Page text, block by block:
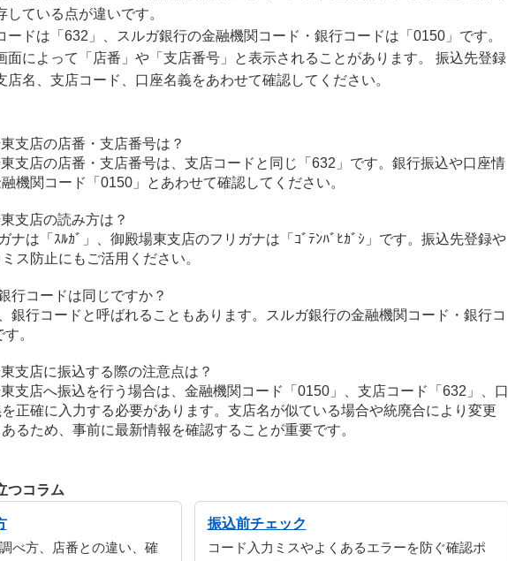
ている点が違いです。
ードは「632」、スルガ銀行の金融機関コード・銀行コードは「0150」です。
面によって「店番」や「支店番号」と表示されることがあります。 振込先登録
店名、支店コード、口座名義をあわせて確認してください。
支店の店番・支店番号は？
支店の店番・支店番号は、支店コードと同じ「632」です。銀行振込や口座情
機関コード「0150」とあわせて確認してください。
支店の読み方は？
ナは「ｽﾙｶﾞ」、御殿場東支店のフリガナは「ｺﾞﾃﾝﾊﾞﾋｶﾞｼ」です。振込先登録や
ス防止にもご活用ください。
行コードは同じですか？
銀行コードと呼ばれることもあります。スルガ銀行の金融機関コード・銀行コ
。
支店に振込する際の注意点は？
支店へ振込を行う場合は、金融機関コード「0150」、支店コード「632」、口
正確に入力する必要があります。支店名が似ている場合や統廃合により変更
るため、事前に最新情報を確認することが重要です。
つコラム
べ方、店番との違い、確
振込前チェック
コード入力ミスやよくあるエラーを防ぐ確認ポ